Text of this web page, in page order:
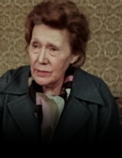
moich synów